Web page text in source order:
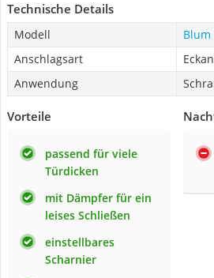
Technische Details
Modell
Blum
Anschlagsart
Anwendung
Vorteile
passend für viele
Türdicken
mit Dämpfer für ein
leises Schließen
einstellbares
Scharnier